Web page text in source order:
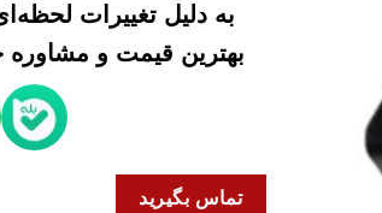
به دلیل تغییرات
بهترین قیمت و مشاوره
تماس بگیرید